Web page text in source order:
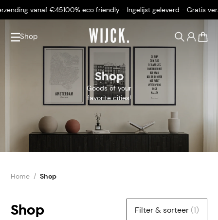
€45100% eco friendly - Ingelijst geleverd - Gratis verzending
Shop
Shop
Goods of your
favorite cities!
Home Shop
Shop Filter & sorteer (1)